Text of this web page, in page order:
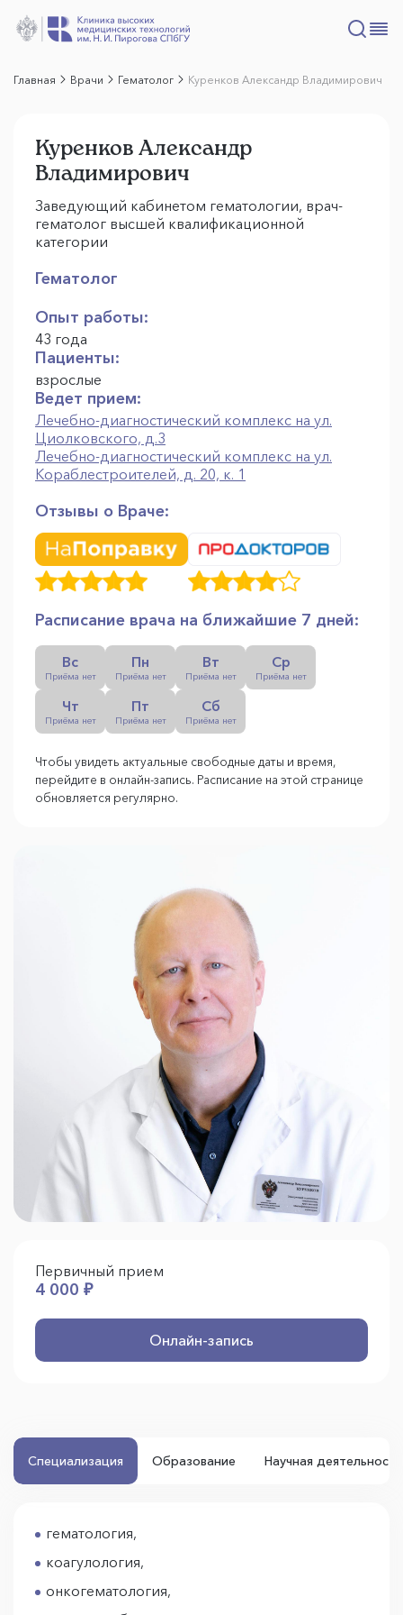
Главная Врачи Гематолог Куренков Александр Владимирович
Куренков Александр
Владимирович
Заведующий кабинетом гематологии, врач-
гематолог высшей квалификационной
категории
Гематолог
Опыт работы:
43 года
Пациенты:
взрослые
Ведет прием:
Лечебно-диагностический комплекс на ул.
Циолковского, д.3
Лечебно-диагностический комплекс на ул.
Кораблестроителей, д. 20, к. 1
Отзывы о Враче:
Расписание врача на ближайшие 7 дней:
Вс
Приёма нет
Пн
Приёма нет
Вт
Приёма нет
Ср
Приёма нет
Чт
Приёма нет
Пт
Приёма нет
Сб
Приёма нет
Чтобы увидеть актуальные свободные даты и время,
перейдите в онлайн-запись. Расписание на этой странице
обновляется регулярно.
Первичный прием
4 000 ₽
Онлайн-запись
Специализация Образование Научная деятельность
гематология,
коагулология,
онкогематология,